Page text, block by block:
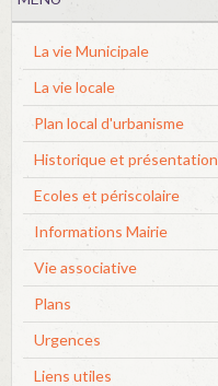
La vie Municipale
La vie locale
Plan local d'urbanisme
Historique et présentation
Ecoles et périscolaire
Informations Mairie
Vie associative
Plans
Urgences
Liens utiles